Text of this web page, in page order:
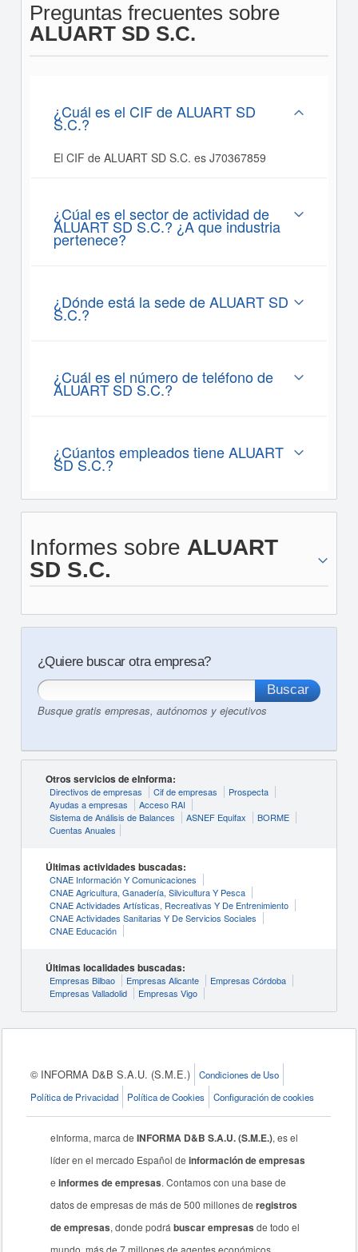
Preguntas frecuentes sobre
ALUART SD S.C.
¿Cuál es el CIF de ALUART SD
S.C.?
El CIF de ALUART SD S.C. es J70367859
¿Cúal es el sector de actividad de
ALUART SD S.C.? ¿A que industria
pertenece?
¿Dónde está la sede de ALUART SD
S.C.?
¿Cuál es el número de teléfono de
ALUART SD S.C.?
¿Cúantos empleados tiene ALUART
SD S.C.?
Informes sobre ALUART
SD S.C.
¿Quiere buscar otra empresa?
Busque gratis empresas, autónomos y ejecutivos
Otros servicios de eInforma:
Directivos de empresas Cif de empresas
Prospecta
Ayudas a empresas
Acceso RAI
Sistema de Análisis de Balances
ASNEF Equifax
BORME
Cuentas Anuales
Últimas actividades buscadas:
CNAE Información Y Comunicaciones
CNAE Agricultura, Ganadería, Silvicultura Y Pesca
CNAE Actividades Artísticas, Recreativas Y De Entrenimiento
CNAE Actividades Sanitarias Y De Servicios Sociales
CNAE Educación
Últimas localidades buscadas:
Empresas Bilbao Empresas Alicante
Empresas Córdoba
Empresas Valladolid
Empresas Vigo
© INFORMA D&B S.A.U. (S.M.E.)
Condiciones de Uso
Política de Privacidad
Política de Cookies Configuración de cookies
eInforma, marca deINFORMA D&B S.A.U. (S.M.E.), es el
líder en el mercado Español deinformación de empresas
einformes de empresas. Contamos con una base de
datos de empresas de más de 500 millones deregistros
de empresas, donde podrábuscar empresas de todo el
mundo, más de 7 millones de agentes económicos